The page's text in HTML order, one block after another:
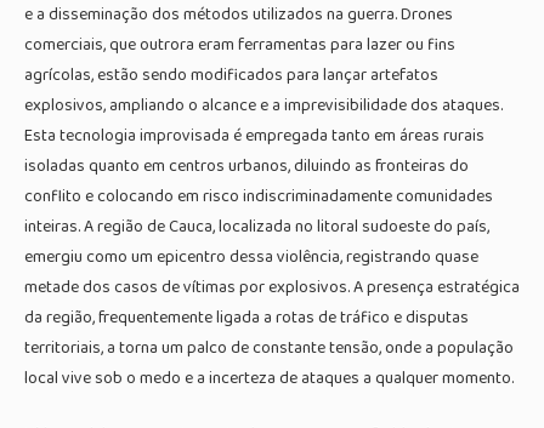
e a disseminação dos métodos utilizados na guerra. Drones
comerciais, que outrora eram ferramentas para lazer ou fins
agrícolas, estão sendo modificados para lançar artefatos
explosivos, ampliando o alcance e a imprevisibilidade dos ataques.
Esta tecnologia improvisada é empregada tanto em áreas rurais
isoladas quanto em centros urbanos, diluindo as fronteiras do
conflito e colocando em risco indiscriminadamente comunidades
inteiras. A região de Cauca, localizada no litoral sudoeste do país,
emergiu como um epicentro dessa violência, registrando quase
metade dos casos de vítimas por explosivos. A presença estratégica
da região, frequentemente ligada a rotas de tráfico e disputas
territoriais, a torna um palco de constante tensão, onde a população
local vive sob o medo e a incerteza de ataques a qualquer momento.